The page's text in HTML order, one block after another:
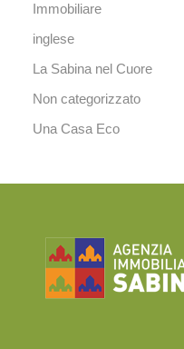
Immobiliare
inglese
La Sabina nel Cuore
Non categorizzato
Una Casa Eco